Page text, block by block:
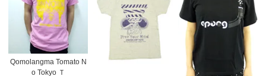
Qomolangma Tomato N
o Tokyo Ｔ